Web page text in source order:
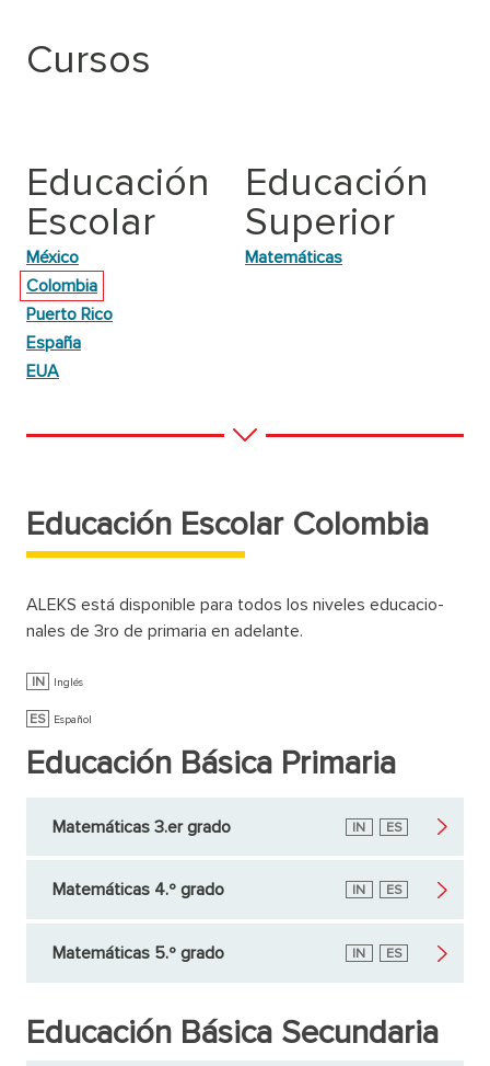
Cursos
Educación
Escolar
México
Colombia
Puerto Rico
España
EUA
Educación
Superior
Matemáticas
Educación Escolar Colombia
ALEKS está disponible para todos los niveles educacio­
nales de 3ro de primaria en adelante.
IN Inglés
ES Español
Educación Básica Primaria
Matemáticas 3.er grado Inglés
IN Español
ES
Matemáticas 4.º grado Inglés
IN Español
ES
Matemáticas 5.º grado Inglés
IN Español
ES
Educación Básica Secundaria